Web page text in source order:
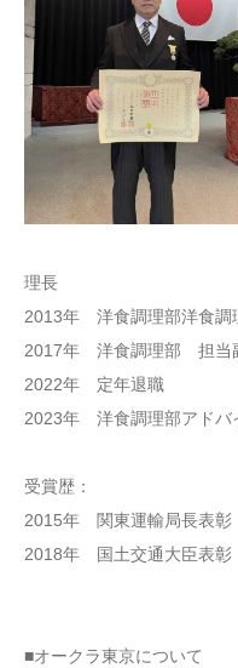
理長
2013年 洋食調理部洋食
2017年 洋食調理部 担当
2022年 定年退職
2023年 洋食調理部アドバ
受賞歴：
2015年 関東運輸局長表彰
2018年 国土交通大臣表彰
■オークラ東京について